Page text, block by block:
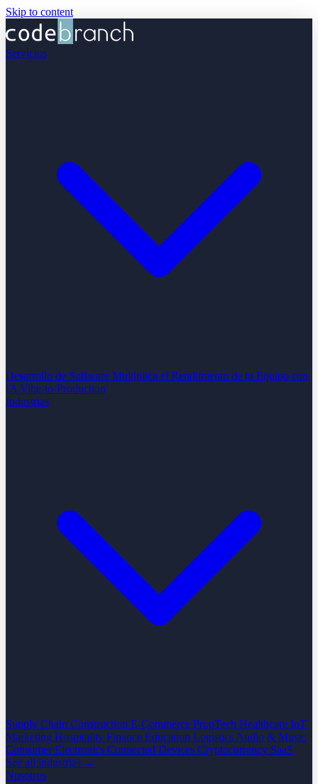
Skip to content
Servicios
Desarrollo de Software Multiplica el Rendimiento de tu Equipo con
IA Vibe-to-Production
Industrias
Supply Chain Construction E-Commerce PropTech Healthcare IoT
Marketing Hospitality Finance Education Logistics Audio & Music
Consumer Electronics Connected Devices Cryptocurrency SaaS
See all industrias →
Nosotros